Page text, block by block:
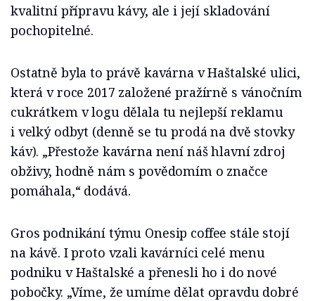
kvalitní přípravu kávy, ale i její skladování
pochopitelné.
Ostatně byla to právě kavárna v Haštalské ulici,
která v roce 2017 založené pražírně s vánočním
cukrátkem v logu dělala tu nejlepší reklamu
i velký odbyt (denně se tu prodá na dvě stovky
káv). „Přestože kavárna není náš hlavní zdroj
obživy, hodně nám s povědomím o značce
pomáhala,“ dodává.
Gros podnikání týmu Onesip coffee stále stojí
na kávě. I proto vzali kavárníci celé menu
podniku v Haštalské a přenesli ho i do nové
pobočky. „Víme, že umíme dělat opravdu dobré